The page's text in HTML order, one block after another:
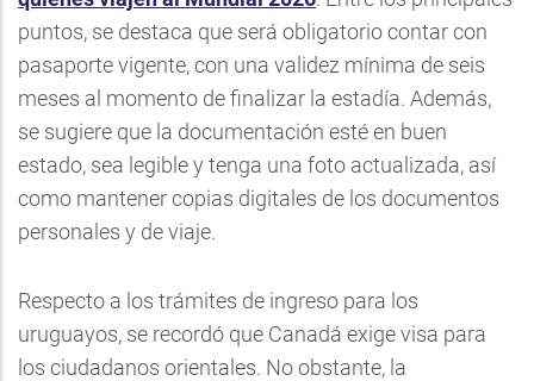
puntos, se destaca que será obligatorio contar con
pasaporte vigente, con una validez mínima de seis
meses al momento de finalizar la estadía. Además,
se sugiere que la documentación esté en buen
estado, sea legible y tenga una foto actualizada, así
como mantener copias digitales de los documentos
personales y de viaje.
Respecto a los trámites de ingreso para los
uruguayos, se recordó que Canadá exige visa para
los ciudadanos orientales. No obstante, la